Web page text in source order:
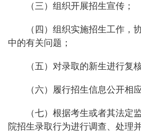
（三）组织开展招生宣传；
（四）组织实施招生工作，
中的有关问题；
（五）对录取的新生进行复
（六）履行招生信息公开相
（七）根据考生或者其法定
院招生录取行为进行调查、处理